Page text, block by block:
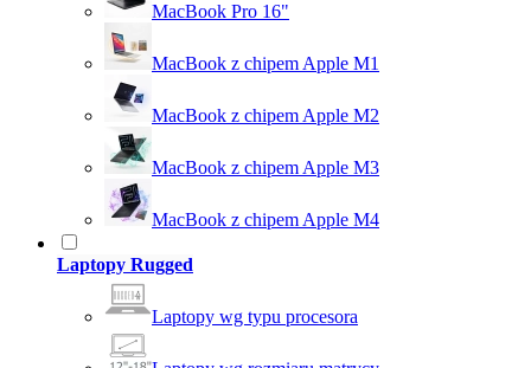
MacBook Pro 16"
MacBook z chipem Apple M1
MacBook z chipem Apple M2
MacBook z chipem Apple M3
MacBook z chipem Apple M4
Laptopy Rugged
Laptopy wg typu procesora